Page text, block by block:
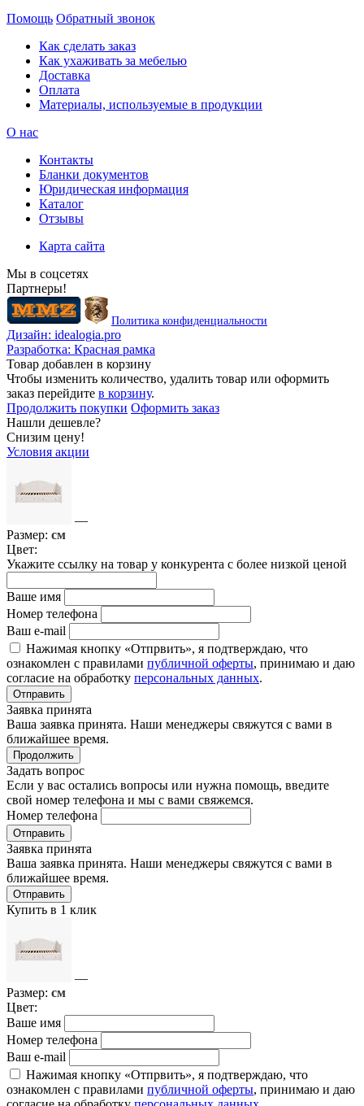
Помощь Обратный звонок
Как сделать заказ
Как ухаживать за мебелью
Доставка
Оплата
Материалы, используемые в продукции
О нас
Контакты
Бланки документов
Юридическая информация
Каталог
Отзывы
Карта сайта
Мы в соцсетях
Партнеры!
Политика конфиденциальности
Дизайн: idealogia.pro
Разработка: Красная рамка
Товар добавлен в корзину
Чтобы изменить количество, удалить товар или оформить
заказ перейдите в корзину.
Продолжить покупки Оформить заказ
Нашли дешевле?
Снизим цену!
Условия акции
—
Размер: см
Цвет:
Укажите ссылку на товар у конкурента с более низкой ценой
Ваше имя
Номер телефона
Ваш e-mail
Нажимая кнопку «Отпрвить», я подтверждаю, что
ознакомлен с правилами публичной оферты, принимаю и даю
согласие на обработку персональных данных.
Отправить
Заявка принята
Ваша заявка принята. Наши менеджеры свяжутся с вами в
ближайшее время.
Продолжить
Задать вопрос
Если у вас остались вопросы или нужна помощь, введите
свой номер телефона и мы с вами свяжемся.
Номер телефона
Отправить
Заявка принята
Ваша заявка принята. Наши менеджеры свяжутся с вами в
ближайшее время.
Отправить
Купить в 1 клик
—
Размер: см
Цвет:
Ваше имя
Номер телефона
Ваш e-mail
Нажимая кнопку «Отпрвить», я подтверждаю, что
ознакомлен с правилами публичной оферты, принимаю и даю